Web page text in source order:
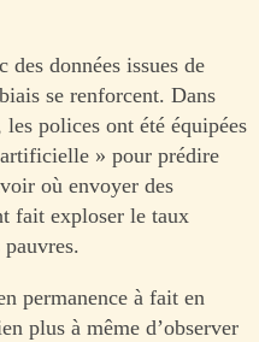
des données issues de
se renforcent. Dans
polices ont été équipées
» pour prédire
où envoyer des
fait exploser le taux
permanence à fait en
plus à même d’observer